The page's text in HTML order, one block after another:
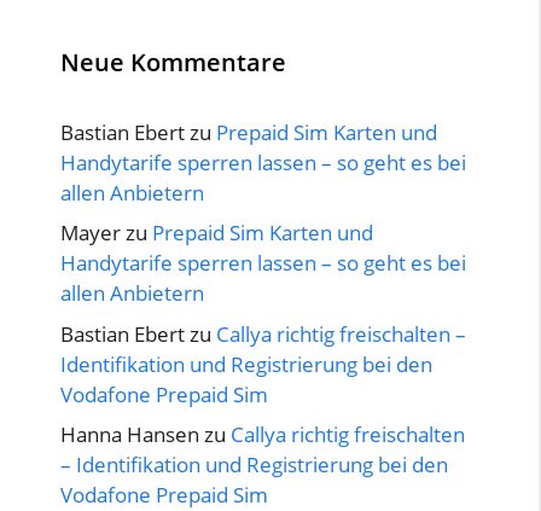
Neue Kommentare
Bastian Ebert zu Prepaid Sim Karten und
Handytarife sperren lassen – so geht es bei
allen Anbietern
Mayerzu Prepaid Sim Karten und
Handytarife sperren lassen – so geht es bei
allen Anbietern
Bastian Ebert zu Callya richtig freischalten –
Identifikation und Registrierung bei den
Vodafone Prepaid Sim
Hanna Hansen zu Callya richtig freischalten
– Identifikation und Registrierung bei den
Vodafone Prepaid Sim